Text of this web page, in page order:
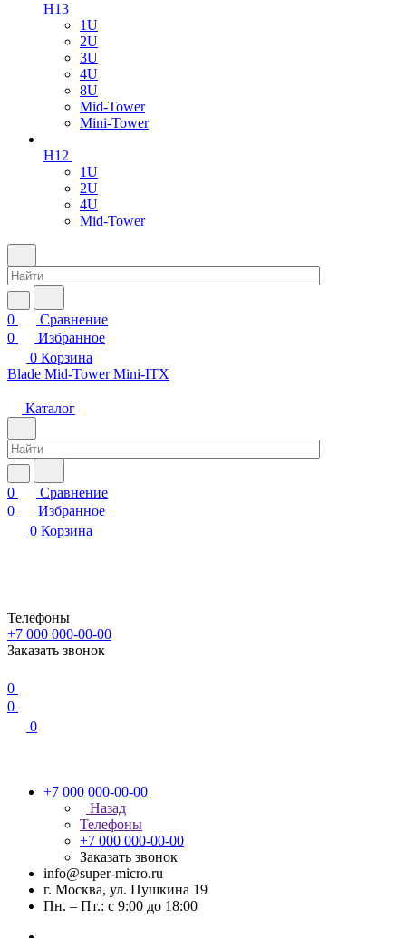
H13
1U
2U
3U
4U
8U
Mid-Tower
Mini-Tower
H12
1U
2U
4U
Mid-Tower
0
Сравнение
0
Избранное
0 Корзина
Blade Mid-Tower Mini-ITX
Каталог
0
Сравнение
0
Избранное
0 Корзина
Телефоны
+7 000 000-00-00
Заказать звонок
0
0
0
+7 000 000-00-00
Назад
Телефоны
+7 000 000-00-00
Заказать звонок
info@super-micro.ru
г. Москва, ул. Пушкина 19
Пн. – Пт.: с 9:00 до 18:00